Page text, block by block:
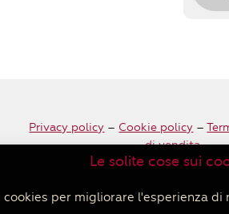
Privacy policy – Cookie policy –
di vendita
Le solite cose sui
cookies per migliorare l'esperienza